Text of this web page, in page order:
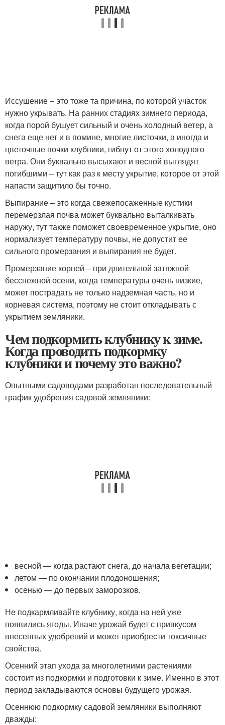
Иссушение – это тоже та причина, по которой участок
нужно укрывать. На ранних стадиях зимнего периода,
когда порой бушует сильный и очень холодный ветер, а
снега еще нет и в помине, многие листочки, а иногда и
цветочные почки клубники, гибнут от этого холодного
ветра. Они буквально высыхают и весной выглядят
погибшими – тут как раз к месту укрытие, которое от этой
напасти защитило бы точно.
Выпирание – это когда свежепосаженные кустики
перемерзлая почва может буквально выталкивать
наружу, тут также поможет своевременное укрытие, оно
нормализует температуру почвы, не допустит ее
сильного промерзания и выпирания не будет.
Промерзание корней – при длительной затяжной
бесснежной осени, когда температуры очень низкие,
может пострадать не только надземная часть, но и
корневая система, поэтому не стоит откладывать с
укрытием земляники.
Чем подкормить клубнику к зиме.
Когда проводить подкормку
клубники и почему это важно?
Опытными садоводами разработан последовательный
график удобрения садовой земляники:
весной — когда растают снега, до начала вегетации;
летом — по окончании плодоношения;
осенью — до первых заморозков.
Не подкармливайте клубнику, когда на ней уже
появились ягоды. Иначе урожай будет с привкусом
внесенных удобрений и может приобрести токсичные
свойства.
Осенний этап ухода за многолетними растениями
состоит из подкормки и подготовки к зиме. Именно в этот
период закладываются основы будущего урожая.
Осеннюю подкормку садовой земляники выполняют
дважды: